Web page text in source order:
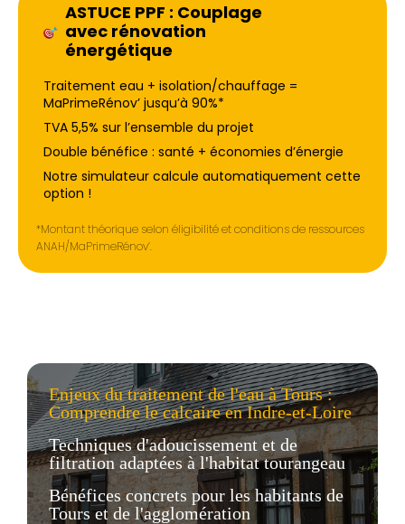
ASTUCE PPF : Couplage
avec rénovation
énergétique
Traitement eau + isolation/chauffage =
MaPrimeRénov’ jusqu’à 90%*
TVA 5,5% sur l’ensemble du projet
Double bénéfice : santé + économies d’énergie
Notre simulateur calcule automatiquement cette
option !
*Montant théorique selon éligibilité et conditions de ressources
ANAH/MaPrimeRénov’.
Enjeux du traitement de l'eau à Tours :
Comprendre le calcaire en Indre-et-Loire
Techniques d'adoucissement et de
filtration adaptées à l'habitat tourangeau
Bénéfices concrets pour les habitants de
Tours et de l'agglomération